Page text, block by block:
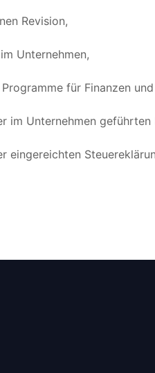
Revision,
Unternehmen,
für Finanzen
im Unternehmen geführten